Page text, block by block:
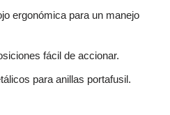
ergonómica para un manejo
fácil de accionar.
para anillas portafusil.